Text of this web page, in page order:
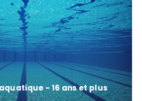
- 16 ans et plus